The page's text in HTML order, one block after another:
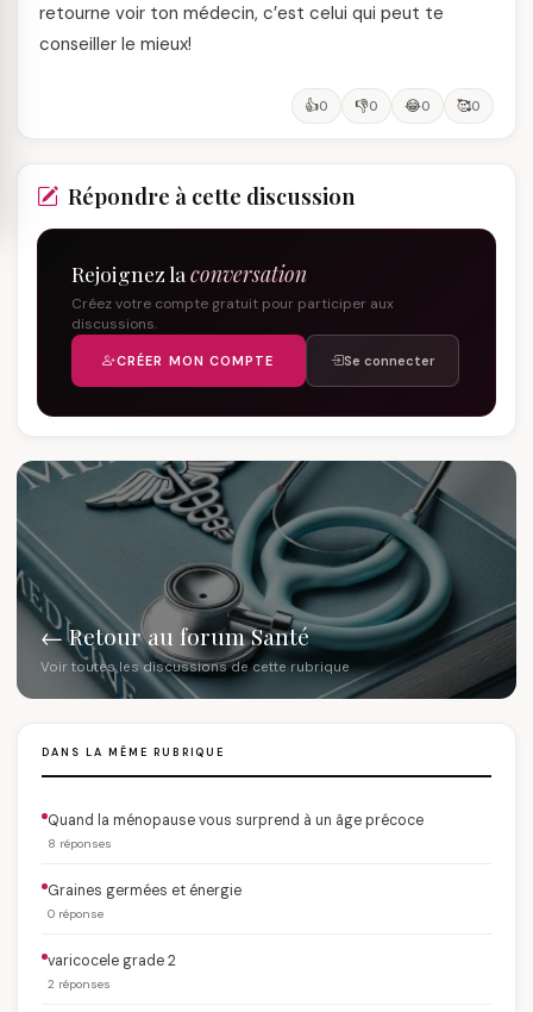
retourne voir ton médecin, c’est celui qui peut te
conseiller le mieux!
👍0 👎0 😂0 🥰0
Répondre à cette discussion
Rejoignez la conversation
Créez votre compte gratuit pour participer aux
discussions.
CRÉER MON COMPTE Se connecter
← Retour au forum Santé
Voir toutes les discussions de cette rubrique
DANS LA MÊME RUBRIQUE
Quand la ménopause vous surprend à un âge précoce
8 réponses
Graines germées et énergie
0 réponse
varicocele grade 2
2 réponses